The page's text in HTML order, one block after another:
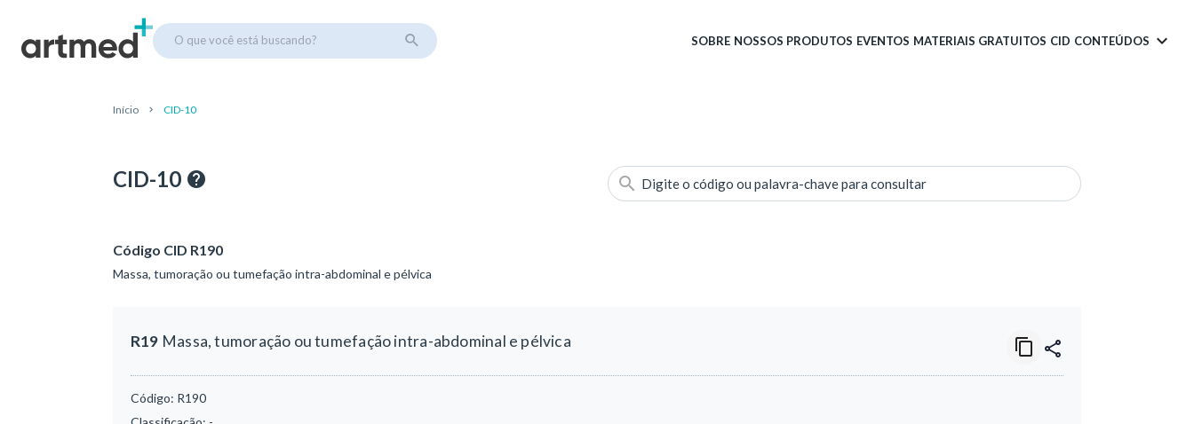
O que você está buscando? SOBRE NOSSOS PRODUTOS EVENTOS MATERIAIS GRATUITOS CID CONTEÚDOS
Início CID-10
CID-10 Digite o código ou palavra-chave para consultar
Código CID R190
Massa, tumoração ou tumefação intra-abdominal e pélvica
R19 Massa, tumoração ou tumefação intra-abdominal e pélvica
Código: R190